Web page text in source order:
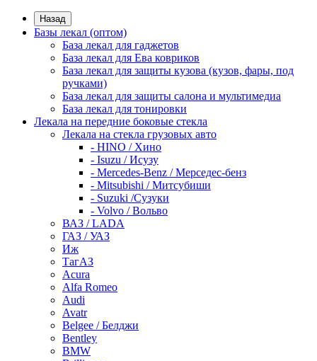
Назад
Базы лекал (оптом)
База лекал для гаджетов
База лекал для Ева ковриков
База лекал для защиты кузова (кузов, фары, под
ручками)
База лекал для защиты салона и мультимедиа
База лекал для тонировки
Лекала на передние боковые стекла
Лекала на стекла грузовых авто
- HINO / Хино
- Isuzu / Исузу
- Mercedes-Benz / Мерседес-бенз
- Mitsubishi / Митсубиши
- Suzuki /Сузуки
- Volvo / Вольво
ВАЗ / LADA
ГАЗ / УАЗ
Иж
ТагАЗ
Acura
Alfa Romeo
Audi
Avatr
Belgee / Белджи
Bentley
BMW